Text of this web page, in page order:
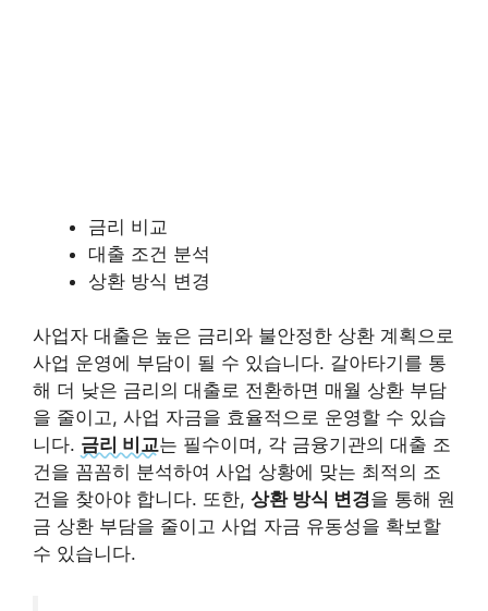
금리 비교
대출 조건 분석
상환 방식 변경
사업자 대출은 높은 금리와 불안정한 상환 계획으로
사업 운영에 부담이 될 수 있습니다. 갈아타기를 통
해 더 낮은 금리의 대출로 전환하면 매월 상환 부담
을 줄이고, 사업 자금을 효율적으로 운영할 수 있습
니다. 금리 비교는 필수이며, 각 금융기관의 대출 조
건을 꼼꼼히 분석하여 사업 상황에 맞는 최적의 조
건을 찾아야 합니다. 또한, 상환 방식 변경을 통해 원
금 상환 부담을 줄이고 사업 자금 유동성을 확보할
수 있습니다.